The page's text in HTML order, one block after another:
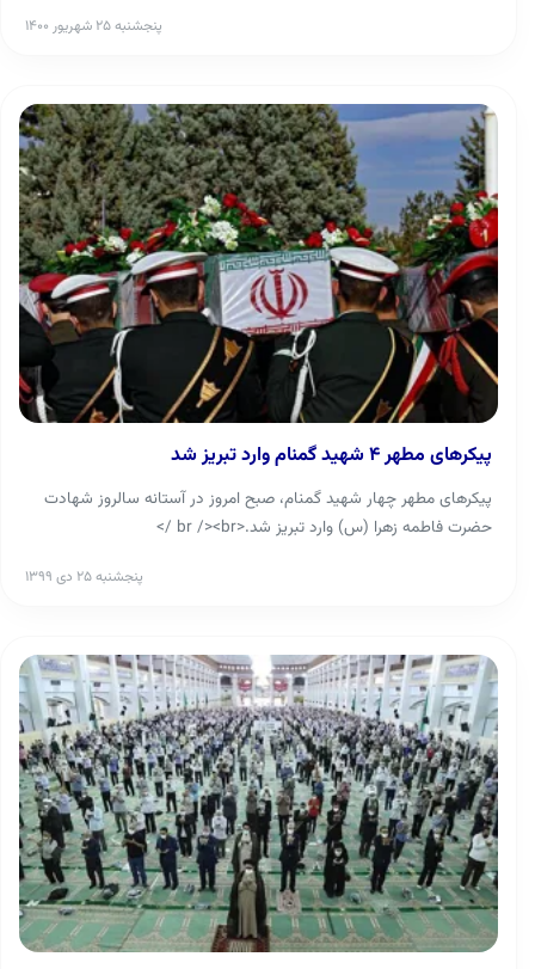
پنجشنبه ۲۵ شهریور ۱۴۰۰
پیکرهای مطهر ۴ شهید گمنام وارد تبریز شد
پیکرهای مطهر چهار شهید گمنام، صبح امروز در آستانه سالروز شهادت
حضرت فاطمه زهرا (س) وارد تبریز شد.<br /><br />
پنجشنبه ۲۵ دی ۱۳۹۹